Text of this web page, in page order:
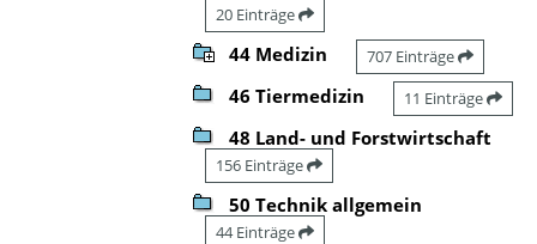
20 Einträge
44 Medizin 707 Einträge
46 Tiermedizin 11 Einträge
48 Land- und Forstwirtschaft
156 Einträge
50 Technik allgemein
44 Einträge